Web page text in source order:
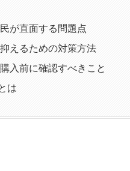
が直面する問題点
えるための対策方法
入前に確認すべきこと
は